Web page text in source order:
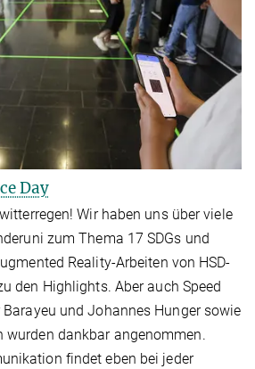
Day
Wir haben uns über viele
zum Thema 17 SDGs und
Reality-Arbeiten von HSD-
den Highlights. Aber auch Speed
und Johannes Hunger sowie
dankbar angenommen.
findet eben bei jeder